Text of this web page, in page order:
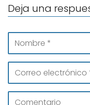
Deja una